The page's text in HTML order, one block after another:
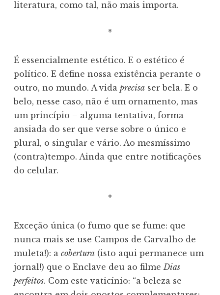
literatura, como tal, não mais importa.
*
É essencialmente estético. E o estético é
político. E define nossa existência perante o
outro, no mundo. A vida precisa ser bela. E o
belo, nesse caso, não é um ornamento, mas
um princípio – alguma tentativa, forma
ansiada do ser que verse sobre o único e
plural, o singular e vário. Ao mesmíssimo
(contra)tempo. Ainda que entre notificações
do celular.
*
Exceção única (o fumo que se fume: que
nunca mais se use Campos de Carvalho de
muleta!): a cobertura (isto aqui permanece um
jornal!) que o Enclave deu ao filmeDias
perfeitos. Com este vaticínio: “a beleza se